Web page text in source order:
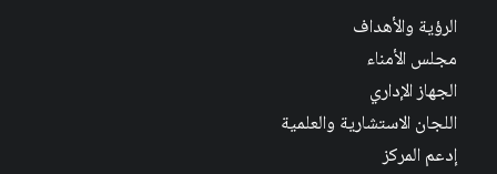
الرؤية والأهداف
مجلس الأمناء
الجهاز الإداري
اللجان الاستشارية والعلمية
إدعم المركز